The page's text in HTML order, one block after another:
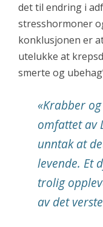
det til endring i
stresshormoner
konklusjonen er
utelukke at
smerte og
«Krabber
omfattet av
unntak at
levende. Et
trolig
av det